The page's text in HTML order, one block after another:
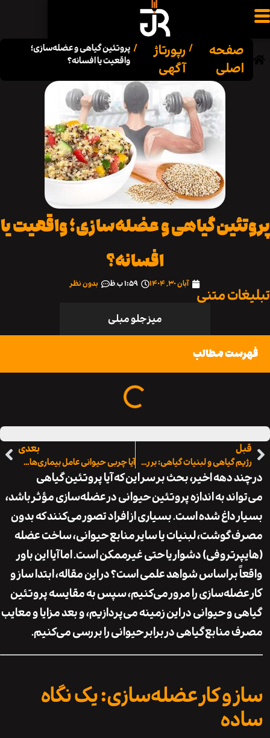
/ رپورتاژ
/ پروتئین گیاهی و عضله‌سازی؛
واقعیت یا افسانه؟
گیاهی و عضله‌سازی؛ واقعیت یا
افسانه؟
۱:۵۹ ب٫ظ بدون نظر
دهه اخیر، بحث بر سر این که آیا پروتئین گیاهی
به اندازه پروتئین حیوانی در عضله‌‌سازی مؤثر باشد،
داغ شده است. بسیاری از افراد تصور می‌کنند که بدون
لبنیات یا سایر منابع حیوانی، ساخت عضله
دشوار یا حتی غیرممکن است. اما آیا این باور
بر اساس شواهد علمی است؟ در این مقاله، ابتدا ساز و
را مرور می‌کنیم، سپس به مقایسه پروتئین
و حیوانی در این زمینه می‌پردازیم، و بعد مزایا و معایب
گیاهی در برابر حیوانی را بررسی می‌کنیم.
و کار عضله‌سازی: یک نگاه
متنی
میز جلو مبلی
مطالب
رژیم گیاهی و لبنیات گیاهی: بررسی کامل آیا چربی حیوانی عامل بیماری‌های قلبی است؟